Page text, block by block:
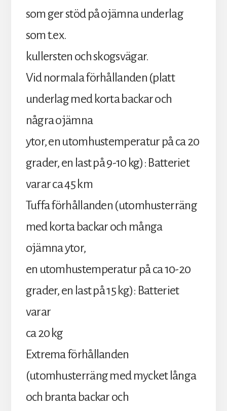
som ger stöd på ojämna underlag
som t.ex.
kullersten och skogsvägar.
Vid normala förhållanden (platt
underlag med korta backar och
några ojämna
ytor, en utomhustemperatur på ca 20
grader, en last på 9-10 kg): Batteriet
varar ca 45 km
Tuffa förhållanden (utomhusterräng
med korta backar och många
ojämna ytor,
en utomhustemperatur på ca 10-20
grader, en last på 15 kg): Batteriet
varar
ca 20 kg
Extrema förhållanden
(utomhusterräng med mycket långa
och branta backar och